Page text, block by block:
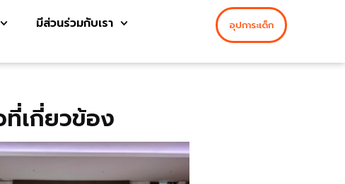
มีส่วนร่วมกับเรา อุปการะเด็ก
ที่เกี่ยวข้อง